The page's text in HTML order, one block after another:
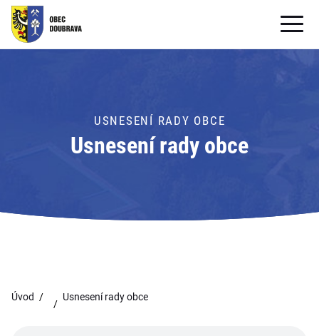
PRO OBČANY
Formuláře ke stažení
PRO TURISTY
USNESENÍ RADY OBCE
Usnesení rady obce
Úvod Usnesení rady obce